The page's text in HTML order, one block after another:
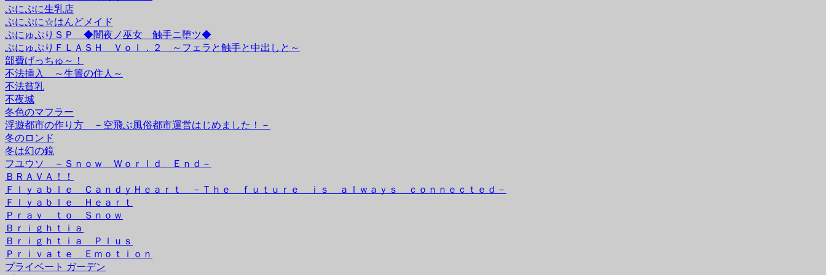
ぷにぷに生乳店
ぷにぷに☆はんどメイド
ぷにゅぷりＳＰ ◆闇夜ノ巫女 触手ニ堕ツ◆
ぷにゅぷりＦＬＡＳＨ Ｖｏｌ．２ ～フェラと触手と中出しと～
部費げっちゅ～！
不法挿入 ～生簀の住人～
不法貧乳
不夜城
冬色のマフラー
浮遊都市の作り方 －空飛ぶ風俗都市運営はじめました！－
冬のロンド
冬は幻の鏡
フユウソ －Ｓｎｏｗ Ｗｏｒｌｄ Ｅｎｄ－
ＢＲＡＶＡ！！
Ｆｌｙａｂｌｅ ＣａｎｄｙＨｅａｒｔ －Ｔｈｅ ｆｕｔｕｒｅ ｉｓ ａｌｗａｙｓ ｃｏｎｎｅｃｔｅｄ－
Ｆｌｙａｂｌｅ Ｈｅａｒｔ
Ｐｒａｙ ｔｏ Ｓｎｏｗ
Ｂｒｉｇｈｔｉａ
Ｂｒｉｇｈｔｉａ Ｐｌｕｓ
Ｐｒｉｖａｔｅ Ｅｍｏｔｉｏｎ
プライベート ガーデン